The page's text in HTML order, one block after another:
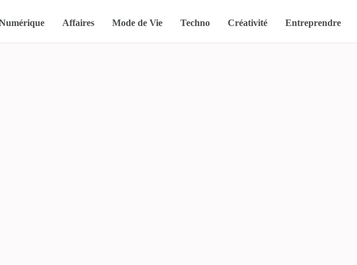
Affaires Mode de Vie Techno Créativité Entreprendre